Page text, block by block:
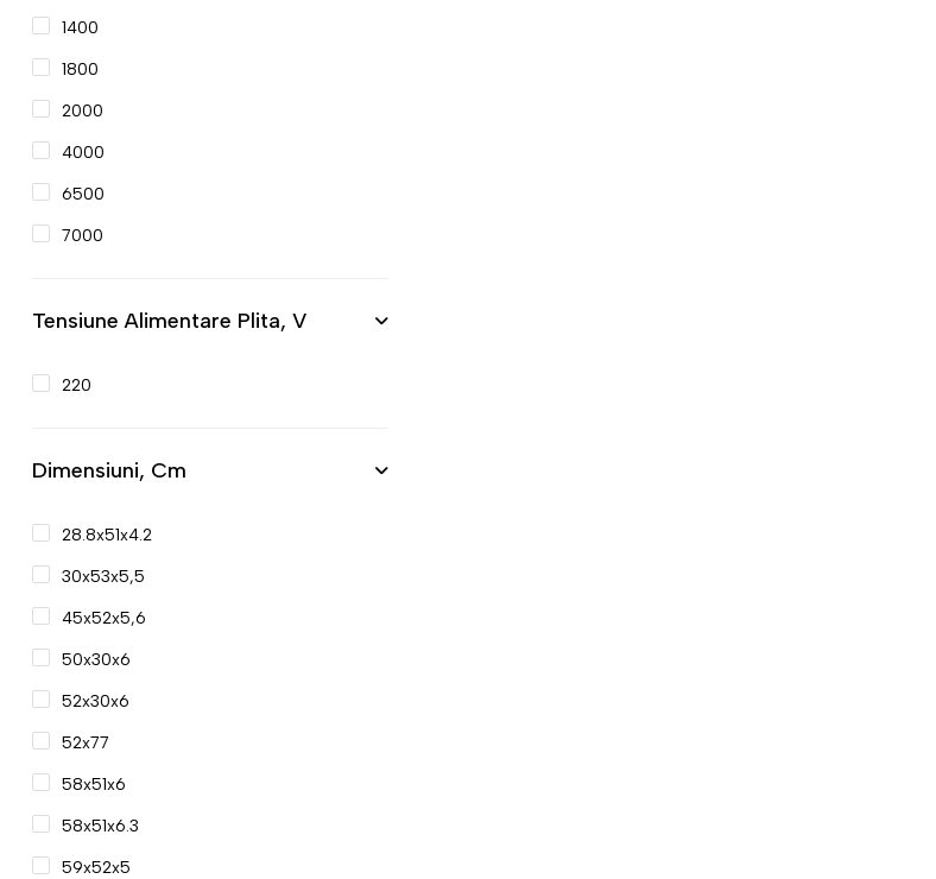
1400
1800
2000
4000
6500
7000
Tensiune Alimentare Plita, V
220
Dimensiuni, Cm
28.8x51x4.2
30x53x5,5
45x52x5,6
50x30x6
52x30x6
52x77
58x51x6
58x51x6.3
59x52x5